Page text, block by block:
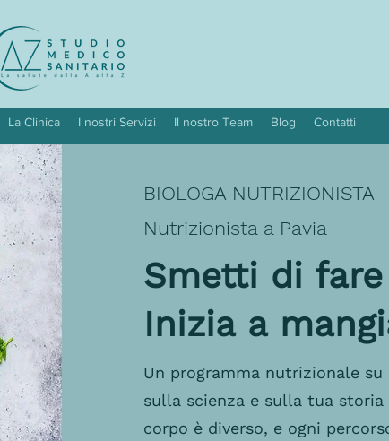
La Clinica I nostri Servizi Il nostro Team Blog Contatti
BIOLOGA NUTRIZIONISTA
Nutrizionista a Pavia
Smetti di
Inizia a
Un programma nutrizionale
sulla scienza e sulla tua storia
corpo è diverso, e ogni